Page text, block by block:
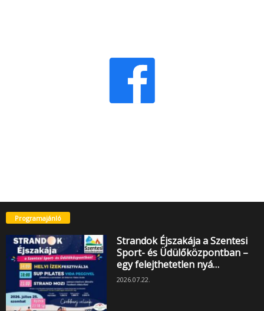
Programajánló
Strandok Éjszakája a Szentesi
Sport- és Üdülőközpontban –
egy felejthetetlen nyá…
2026.07.22.